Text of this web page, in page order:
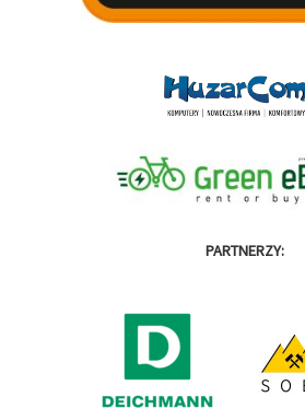
PARTNERZY: